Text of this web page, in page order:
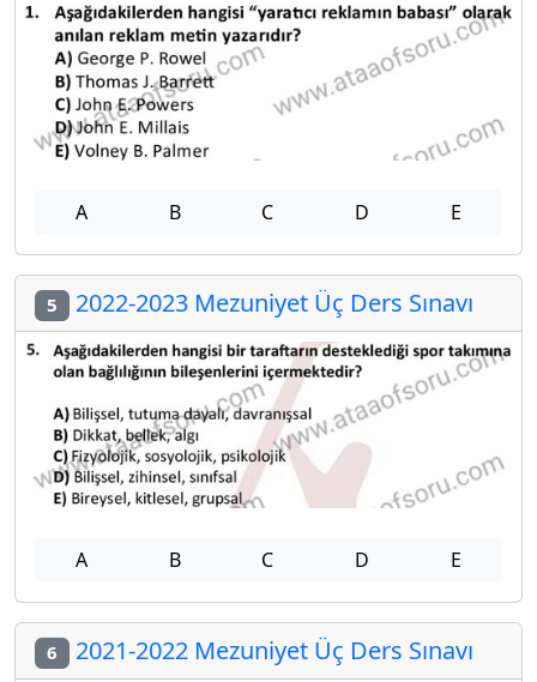
A B C D E
5 2022-2023 Mezuniyet Üç Ders Sınavı
A B C D E
6 2021-2022 Mezuniyet Üç Ders Sınavı